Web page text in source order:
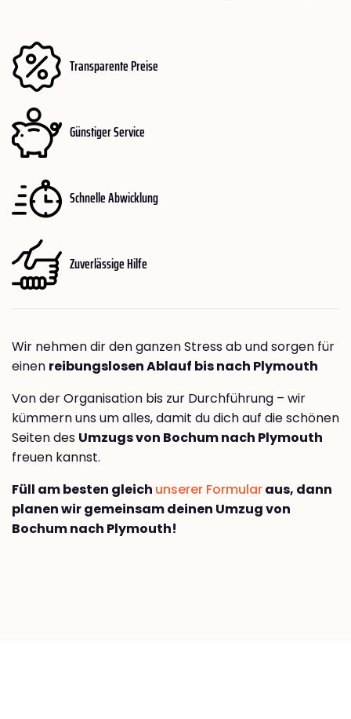
Transparente Preise
Günstiger Service
Schnelle Abwicklung
Zuverlässige Hilfe
Wir nehmen dir den ganzen Stress ab und sorgen für
einen reibungslosen Ablauf bis nach Plymouth
Von der Organisation bis zur Durchführung – wir
kümmern uns um alles, damit du dich auf die schönen
Seiten des Umzugs von Bochum nach Plymouth
freuen kannst.
Füll am besten gleich unserer Formularaus, dann
planen wir gemeinsam deinen Umzug von
Bochum nach Plymouth!